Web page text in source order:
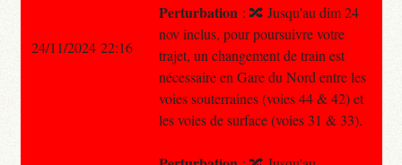
Perturbation : 🔀 Jusqu'au dim 24
nov inclus, pour poursuivre votre
trajet, un changement de train est
nécessaire en Gare du Nord entre les
voies souterraines (voies 44 & 42) et
les voies de surface (voies 31 & 33).
24/11/2024 22:16